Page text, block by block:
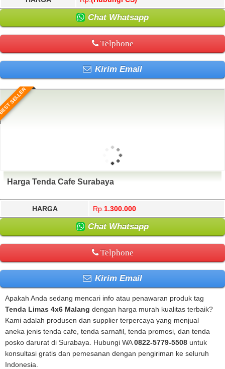
Chat Whatsapp
Telphone
Kirim Email
SELLER
Harga Tenda Cafe Surabaya
HARGA Rp. 1.300.000
Chat Whatsapp
Telphone
Kirim Email
Apakah Anda sedang mencari info atau penawaran produk tag
Tenda Limas 4x6 Malang dengan harga murah kualitas terbaik?
Kami adalah produsen dan supplier terpercaya yang menjual
aneka jenis tenda cafe, tenda sarnafil, tenda promosi, dan tenda
posko darurat di Surabaya. Hubungi WA0822-5779-5508 untuk
konsultasi gratis dan pemesanan dengan pengiriman ke seluruh
Indonesia.